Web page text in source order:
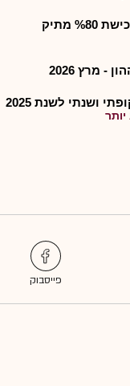
אטגא-בת בהסכם לרכישת %80 מתיק
מרץ 2026
ושנתי לשנת 2025